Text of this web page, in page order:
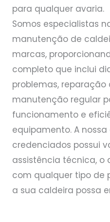
para qualquer avaria.
Somos especialistas
manutenção de
marcas,
completo que inclui
problemas, reparação
manutenção regular
funcionamento e
equipamento. A
credenciados possui
assistência técnica, o
com qualquer tipo de
a sua caldeira possa